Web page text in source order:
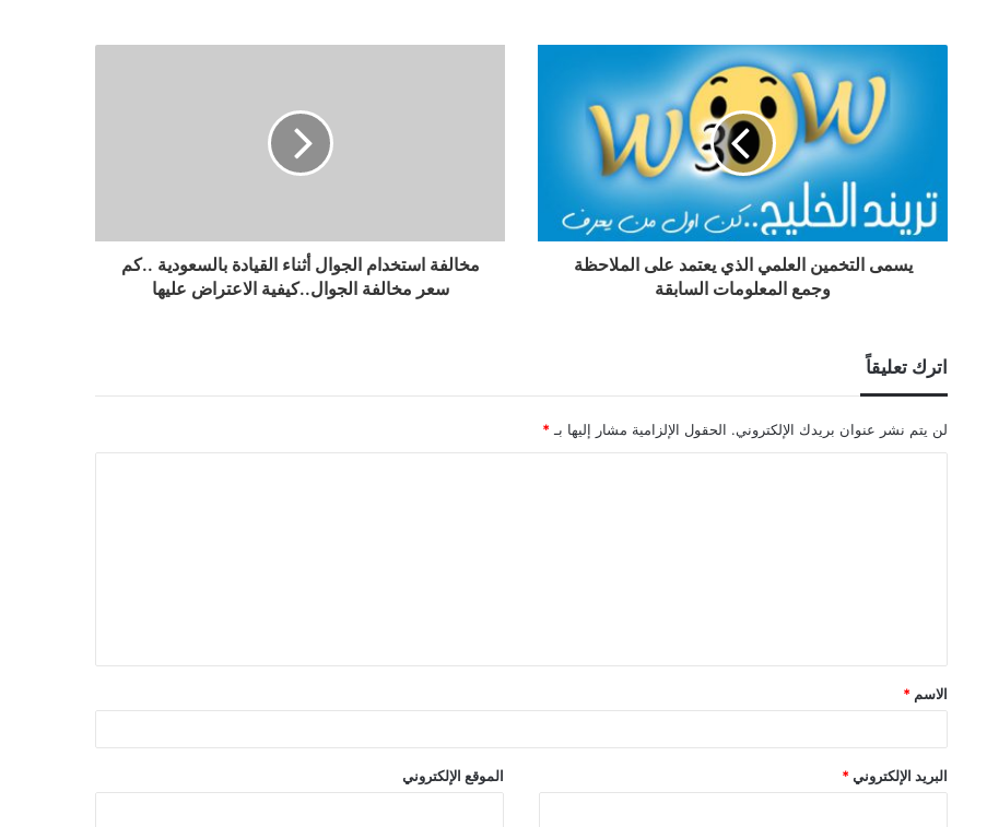
يسمى التخمين العلمي الذي يعتمد على الملاحظة
وجمع المعلومات السابقة
مخالفة استخدام الجوال أثناء القيادة بالسعودية ..كم
سعر مخالفة الجوال..كيفية الاعتراض عليها
اترك تعليقاً
لن يتم نشر عنوان بريدك الإلكتروني. الحقول الإلزامية مشار إليها بـ *
ق
*
الاسم *
البريد الإلكتروني * الموقع الإلكتروني